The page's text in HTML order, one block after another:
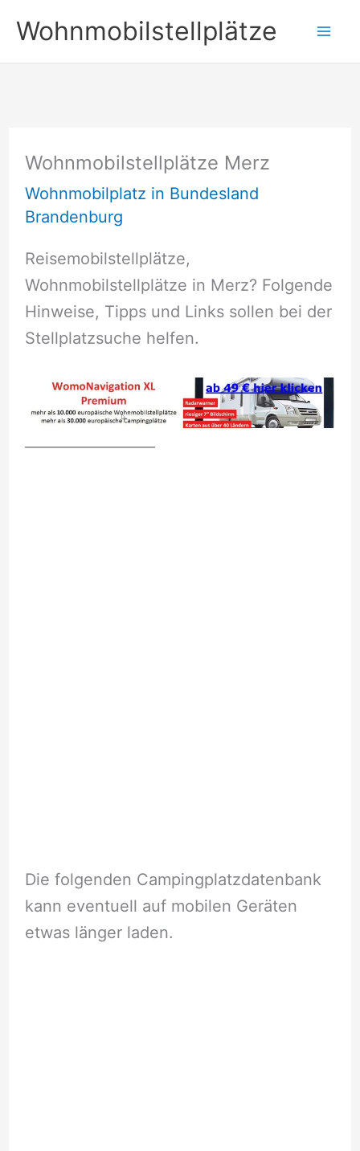
Inhalt
springen
Wohnmobilstellplätze
Wohnmobilstellplätze Merz
Wohnmobilplatz in Bundesland
Brandenburg
Reisemobilstellplätze,
Wohnmobilstellplätze in Merz? Folgende
Hinweise, Tipps und Links sollen bei der
Stellplatzsuche helfen.
Die folgenden Campingplatzdatenbank
kann eventuell auf mobilen Geräten
etwas länger laden.